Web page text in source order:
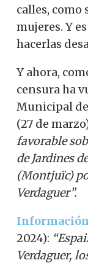
calles, como
mujeres. Y
hacerlas
Y ahora,
censura ha
Municipal
(27 de
favorable
de Jardines
(Montjuïc)
Verdaguer”.
Información
2024):
Verdaguer,